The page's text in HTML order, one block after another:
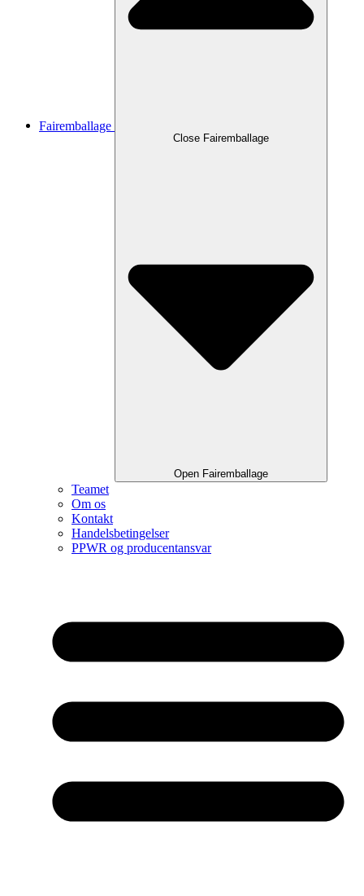
Fairemballage
Close Fairemballage
Open Fairemballage
Teamet
Om os
Kontakt
Handelsbetingelser
PPWR og producentansvar